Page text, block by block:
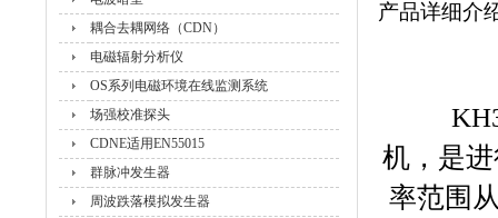
耦合去耦网络（CDN）
电磁辐射分析仪
OS系列电磁环境在线监测系统
场强校准探头
CDNE适用EN55015
群脉冲发生器
周波跌落模拟发生器
产品详细介
机，是
率范围